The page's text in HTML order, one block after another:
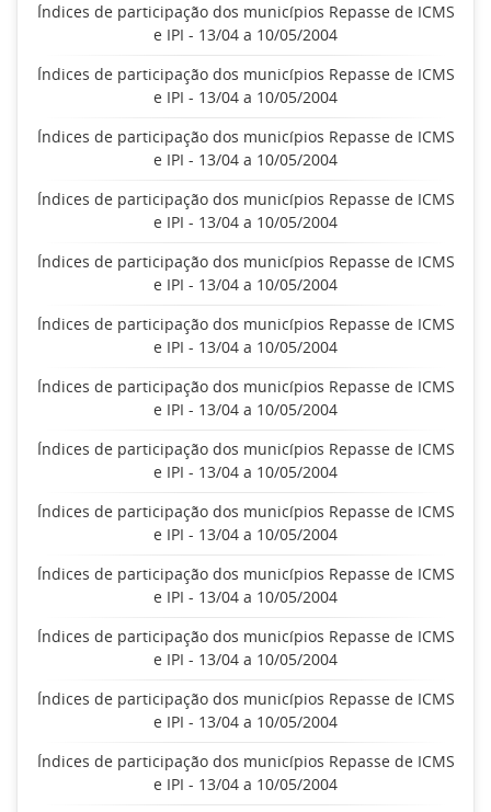
Índices de participação dos municípios Repasse de ICMS
e IPI - 13/04 a 10/05/2004
Índices de participação dos municípios Repasse de ICMS
e IPI - 13/04 a 10/05/2004
Índices de participação dos municípios Repasse de ICMS
e IPI - 13/04 a 10/05/2004
Índices de participação dos municípios Repasse de ICMS
e IPI - 13/04 a 10/05/2004
Índices de participação dos municípios Repasse de ICMS
e IPI - 13/04 a 10/05/2004
Índices de participação dos municípios Repasse de ICMS
e IPI - 13/04 a 10/05/2004
Índices de participação dos municípios Repasse de ICMS
e IPI - 13/04 a 10/05/2004
Índices de participação dos municípios Repasse de ICMS
e IPI - 13/04 a 10/05/2004
Índices de participação dos municípios Repasse de ICMS
e IPI - 13/04 a 10/05/2004
Índices de participação dos municípios Repasse de ICMS
e IPI - 13/04 a 10/05/2004
Índices de participação dos municípios Repasse de ICMS
e IPI - 13/04 a 10/05/2004
Índices de participação dos municípios Repasse de ICMS
e IPI - 13/04 a 10/05/2004
Índices de participação dos municípios Repasse de ICMS
e IPI - 13/04 a 10/05/2004